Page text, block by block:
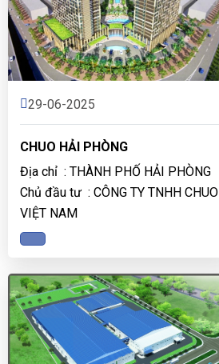
29-06-2025
CHUO HẢI PHÒNG
Địa chỉ : THÀNH PHỐ HẢI PHÒNG
Chủ đầu tư : CÔNG TY TNHH CHUO
VIỆT NAM